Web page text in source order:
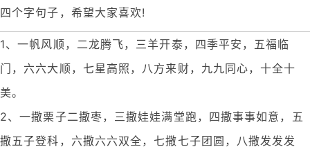
四个字句子，希望大家喜欢!
1、一帆风顺，二龙腾飞，三羊开泰，四季平安，五福临
门，六六大顺，七星高照，八方来财，九九同心，十全十
美。
2、一撒栗子二撒枣，三撒娃娃满堂跑，四撒事事如意，五
撒五子登科，六撒六六双全，七撒七子团圆，八撒发发发